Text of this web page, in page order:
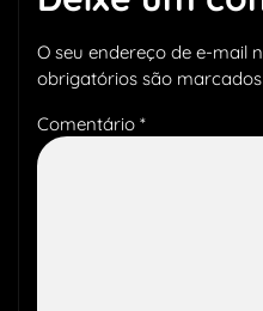
O seu endereço de e-mail
obrigatórios são
Comentário *